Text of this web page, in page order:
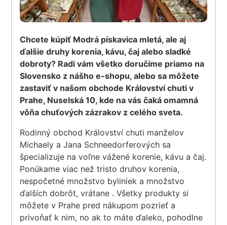
Chcete kúpiť Modrá pískavica mletá, ale aj
ďalšie druhy korenia, kávu, čaj alebo sladké
dobroty? Radi vám všetko doručíme priamo na
Slovensko z nášho e-shopu, alebo sa môžete
zastaviť v našom obchode Království chuti v
Prahe, Nuselská 10, kde na vás čaká omamná
vôňa chuťových zázrakov z celého sveta.
Rodinný obchod Království chuti manželov
Michaely a Jana Schneedorferových sa
špecializuje na voľne vážené korenie, kávu a čaj.
Ponúkame viac než tristo druhov korenia,
nespočetné množstvo byliniek a množstvo
ďalších dobrôt, vrátane . Všetky produkty si
môžete v Prahe pred nákupom pozrieť a
privoňať k nim, no ak to máte ďaleko, pohodlne